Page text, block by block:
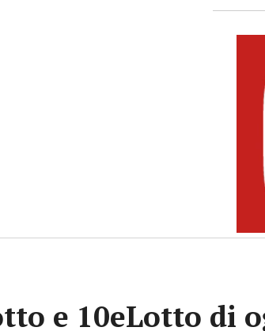
e 10eLotto di